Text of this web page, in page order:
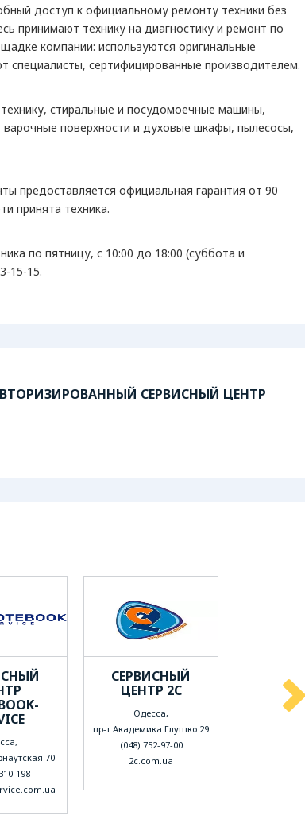
доступ к официальному ремонту техники без
принимают технику на диагностику и ремонт по
компании: используются оригинальные
специалисты, сертифицированные производителем.
стиральные и посудомоечные машины,
поверхности и духовые шкафы, пылесосы,
предоставляется официальная гарантия от 90
принята техника.
по пятницу, с 10:00 до 18:00 (суббота и
15-15.
LED-
СЕРВИСНЫЙ ЦЕНТР
70
198
СЕРВИСНЫЙ
ЦЕНТР 2С
Одесса,
пр-т Академика Глушко 29
(048) 752-97-00
2c.com.ua